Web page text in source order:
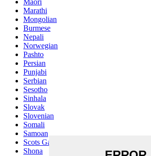
Marathi
Mongolian
Burmese
Nepali
Norwegian
Pashto
Persian
Punjabi
Serbian
Sesotho
Sinhala
Slovak
Slovenian
Somali
Samoan
Scots Gaelic
Shona